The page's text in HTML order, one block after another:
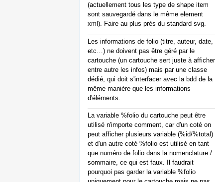
(actuellement tous les type de shape item
sont sauvegardé dans le même element
xml). Faire au plus près du standard svg.
Les informations de folio (titre, auteur, date,
etc…) ne doivent pas être géré par le
cartouche (un cartouche sert juste à afficher
entre autre les infos) mais par une classe
dédié, qui doit s'interfacer avec la bdd de la
même manière que les informations
d'éléments.
La variable %folio du cartouche peut être
utilisé n'importe comment, car d'un coté on
peut afficher plusieurs variable (%id/%total)
et d'un autre coté %folio est utilisé en tant
que numéro de folio dans la nomenclature /
sommaire, ce qui est faux. Il faudrait
pourquoi pas garder la variable %folio